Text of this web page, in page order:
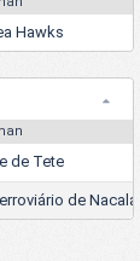
Hawks
de Tete
de Nacala